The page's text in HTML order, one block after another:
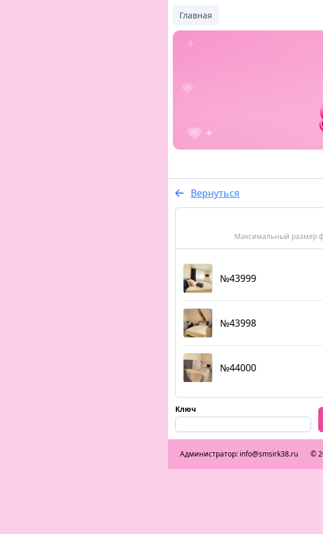
Главная
Вернуться
Максимальный размер
№43999
№43998
№44000
Ключ
Администратор: info@smsirk38.ru ©